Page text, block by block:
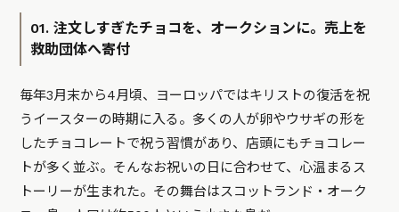
01. 注文しすぎたチョコを、オークションに。売上を
救助団体へ寄付
毎年3月末から4月頃、ヨーロッパではキリストの復活を祝
うイースターの時期に入る。多くの人が卵やウサギの形を
したチョコレートで祝う習慣があり、店頭にもチョコレー
トが多く並ぶ。そんなお祝いの日に合わせて、心温まるス
トーリーが生まれた。その舞台はスコットランド・オーク